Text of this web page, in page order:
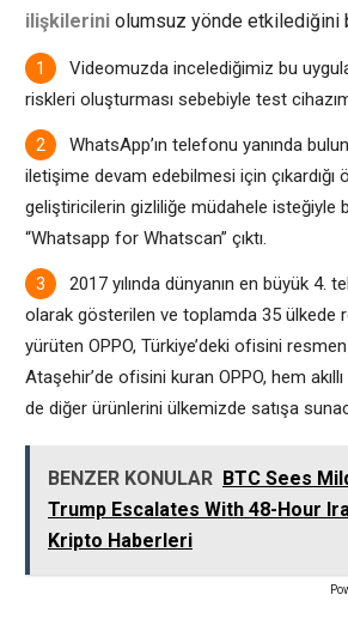
ilişkilerini olumsuz yönde etkilediğini
Videomuzda incelediğimiz bu
riskleri oluşturması sebebiyle test
WhatsApp’ın telefonu yanında
iletişime devam edebilmesi için çıkardığı
geliştiricilerin gizliliğe müdahele isteğiyle
“Whatsapp for Whatscan” çıktı.
2017 yılında dünyanın en büyük 4.
olarak gösterilen ve toplamda 35 ülkede
yürüten OPPO, Türkiye’deki ofisini
Ataşehir’de ofisini kuran OPPO, hem
de diğer ürünlerini ülkemizde satışa
BENZER KONULAR BTC Sees
Trump Escalates With 48-Hour
Kripto Haberleri